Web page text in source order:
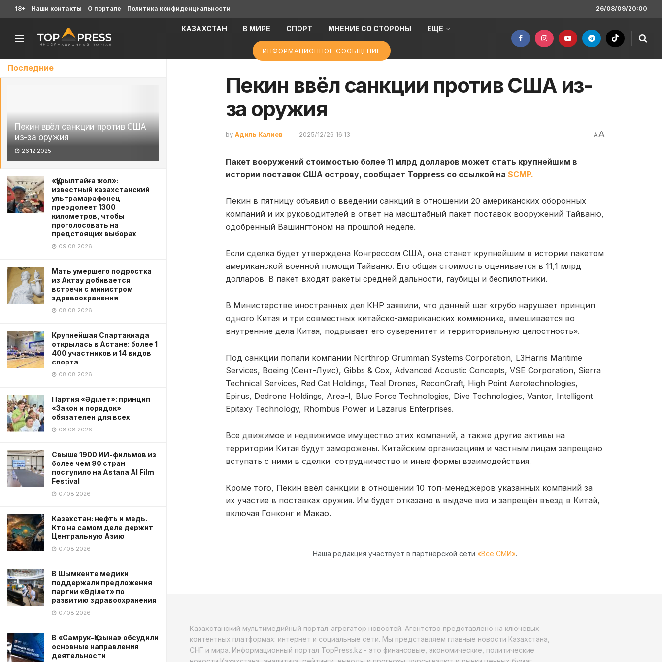
Последние
Пекин ввёл санкции против США
из-за оружия
26.12.2025
«Құрылтайға жол»:
известный казахстанский
ультрамарафонец
преодолеет 1300
километров, чтобы
проголосовать на
предстоящих выборах
09.08.2026
Мать умершего подростка
из Актау добивается
встречи с министром
здравоохранения
08.08.2026
Крупнейшая Спартакиада
открылась в Астане: более 1
400 участников и 14 видов
спорта
08.08.2026
Партия «Әділет»: принцип
«Закон и порядок»
обязателен для всех
08.08.2026
Свыше 1900 ИИ-фильмов из
более чем 90 стран
поступило на Astana AI Film
Festival
07.08.2026
Казахстан: нефть и медь.
Кто на самом деле держит
Центральную Азию
07.08.2026
В Шымкенте медики
поддержали предложения
партии «Әділет» по
развитию здравоохранения
07.08.2026
В «Самрук-Қазына» обсудили
основные направления
деятельности
18+ Наши контакты О портале Политика конфиденциальности 26/08/09/20:00
КАЗАХСТАН В МИРЕ СПОРТ МНЕНИЕ СО СТОРОНЫ ЕЩЕ
ИНФОРМАЦИОННОЕ СООБЩЕНИЕ
Пекин ввёл санкции против США из-
за оружия
by Адиль Калиев 2025/12/26 16:13 AA
Пакет вооружений стоимостью более 11 млрд долларов может стать крупнейшим в
истории поставок США острову, сообщает Toppress со ссылкой на SCMP.
Пекин в пятницу объявил о введении санкций в отношении 20 американских оборонных
компаний и их руководителей в ответ на масштабный пакет поставок вооружений Тайваню,
одобренный Вашингтоном на прошлой неделе.
Если сделка будет утверждена Конгрессом США, она станет крупнейшим в истории пакетом
американской военной помощи Тайваню. Его общая стоимость оценивается в 11,1 млрд
долларов. В пакет входят ракеты средней дальности, гаубицы и беспилотники.
В Министерстве иностранных дел КНР заявили, что данный шаг «грубо нарушает принцип
одного Китая и три совместных китайско-американских коммюнике, вмешивается во
внутренние дела Китая, подрывает его суверенитет и территориальную целостность».
Под санкции попали компании Northrop Grumman Systems Corporation, L3Harris Maritime
Services, Boeing (Сент-Луис), Gibbs & Cox, Advanced Acoustic Concepts, VSE Corporation, Sierra
Technical Services, Red Cat Holdings, Teal Drones, ReconCraft, High Point Aerotechnologies,
Epirus, Dedrone Holdings, Area-I, Blue Force Technologies, Dive Technologies, Vantor, Intelligent
Epitaxy Technology, Rhombus Power и Lazarus Enterprises.
Все движимое и недвижимое имущество этих компаний, а также другие активы на
территории Китая будут заморожены. Китайским организациям и частным лицам запрещено
вступать с ними в сделки, сотрудничество и иные формы взаимодействия.
Кроме того, Пекин ввёл санкции в отношении 10 топ-менеджеров указанных компаний за
их участие в поставках оружия. Им будет отказано в выдаче виз и запрещён въезд в Китай,
включая Гонконг и Макао.
Наша редакция участвует в партнёрской сети «Все СМИ».
Казахстанский мультимедийный портал-агрегатор новостей. Агентство представлено на ключевых
контентных платформах: интернет и социальные сети. Мы представляем главные новости Казахстана,
СНГ и мира. Информационный портал TopPress.kz - это финансовые, экономические, политические